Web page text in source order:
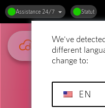
Assistance 24/7 Statut
We've
different
change to:
EN